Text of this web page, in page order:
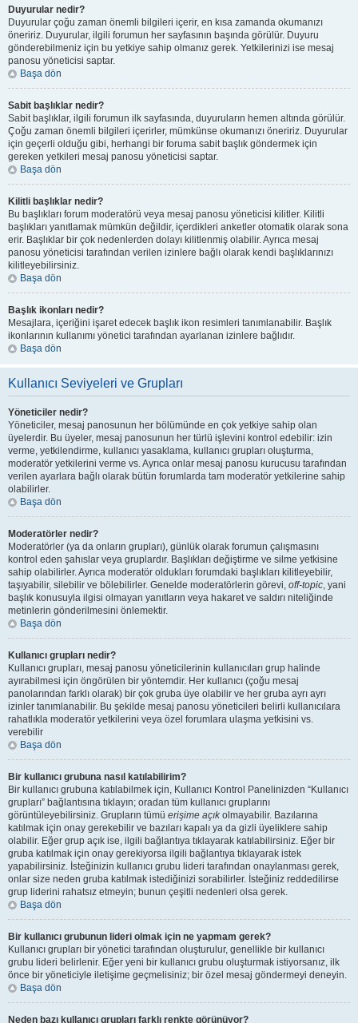
Duyurular nedir?
Duyurular çoğu zaman önemli bilgileri içerir, en kısa zamanda okumanızı
öneririz. Duyurular, ilgili forumun her sayfasının başında görülür. Duyuru
gönderebilmeniz için bu yetkiye sahip olmanız gerek. Yetkilerinizi ise mesaj
panosu yöneticisi saptar.
Başa dön
Sabit başlıklar nedir?
Sabit başlıklar, ilgili forumun ilk sayfasında, duyuruların hemen altında görülür.
Çoğu zaman önemli bilgileri içerirler, mümkünse okumanızı öneririz. Duyurular
için geçerli olduğu gibi, herhangi bir foruma sabit başlık göndermek için
gereken yetkileri mesaj panosu yöneticisi saptar.
Başa dön
Kilitli başlıklar nedir?
Bu başlıkları forum moderatörü veya mesaj panosu yöneticisi kilitler. Kilitli
başlıkları yanıtlamak mümkün değildir, içerdikleri anketler otomatik olarak sona
erir. Başlıklar bir çok nedenlerden dolayı kilitlenmiş olabilir. Ayrıca mesaj
panosu yöneticisi tarafından verilen izinlere bağlı olarak kendi başlıklarınızı
kilitleyebilirsiniz.
Başa dön
Başlık ikonları nedir?
Mesajlara, içeriğini işaret edecek başlık ikon resimleri tanımlanabilir. Başlık
ikonlarının kullanımı yönetici tarafından ayarlanan izinlere bağlıdır.
Başa dön
Kullanıcı Seviyeleri ve Grupları
Yöneticiler nedir?
Yöneticiler, mesaj panosunun her bölümünde en çok yetkiye sahip olan
üyelerdir. Bu üyeler, mesaj panosunun her türlü işlevini kontrol edebilir: izin
verme, yetkilendirme, kullanıcı yasaklama, kullanıcı grupları oluşturma,
moderatör yetkilerini verme vs. Ayrıca onlar mesaj panosu kurucusu tarafından
verilen ayarlara bağlı olarak bütün forumlarda tam moderatör yetkilerine sahip
olabilirler.
Başa dön
Moderatörler nedir?
Moderatörler (ya da onların grupları), günlük olarak forumun çalışmasını
kontrol eden şahıslar veya gruplardır. Başlıkları değiştirme ve silme yetkisine
sahip olabilirler. Ayrıca moderatör oldukları forumdaki başlıkları kilitleyebilir,
taşıyabilir, silebilir ve bölebilirler. Genelde moderatörlerin görevi, off-topic, yani
başlık konusuyla ilgisi olmayan yanıtların veya hakaret ve saldırı niteliğinde
metinlerin gönderilmesini önlemektir.
Başa dön
Kullanıcı grupları nedir?
Kullanıcı grupları, mesaj panosu yöneticilerinin kullanıcıları grup halinde
ayırabilmesi için öngörülen bir yöntemdir. Her kullanıcı (çoğu mesaj
panolarından farklı olarak) bir çok gruba üye olabilir ve her gruba ayrı ayrı
izinler tanımlanabilir. Bu şekilde mesaj panosu yöneticileri belirli kullanıcılara
rahatlıkla moderatör yetkilerini veya özel forumlara ulaşma yetkisini vs.
verebilir
Başa dön
Bir kullanıcı grubuna nasıl katılabilirim?
Bir kullanıcı grubuna katılabilmek için, Kullanıcı Kontrol Panelinizden “Kullanıcı
grupları” bağlantısına tıklayın; oradan tüm kullanıcı gruplarını
görüntüleyebilirsiniz. Grupların tümü erişime açıkolmayabilir. Bazılarına
katılmak için onay gerekebilir ve bazıları kapalı ya da gizli üyeliklere sahip
olabilir. Eğer grup açık ise, ilgili bağlantıya tıklayarak katılabilirsiniz. Eğer bir
gruba katılmak için onay gerekiyorsa ilgili bağlantıya tıklayarak istek
yapabilirsiniz. İsteğinizin kullanıcı grubu lideri tarafından onaylanması gerek,
onlar size neden gruba katılmak istediğinizi sorabilirler. İsteğiniz reddedilirse
grup liderini rahatsız etmeyin; bunun çeşitli nedenleri olsa gerek.
Başa dön
Bir kullanıcı grubunun lideri olmak için ne yapmam gerek?
Kullanıcı grupları bir yönetici tarafından oluşturulur, genellikle bir kullanıcı
grubu lideri belirlenir. Eğer yeni bir kullanıcı grubu oluşturmak istiyorsanız, ilk
önce bir yöneticiyle iletişime geçmelisiniz; bir özel mesaj göndermeyi deneyin.
Başa dön
Neden bazı kullanıcı grupları farklı renkte görünüyor?